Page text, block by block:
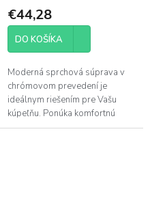
€44,28
DO KOŠÍKA
Moderná sprchová súprava v
chrómovom prevedení je
ideálnym riešením pre Vašu
kúpeľňu. Ponúka komfortnú
sprchovú hlavicu s priemerom